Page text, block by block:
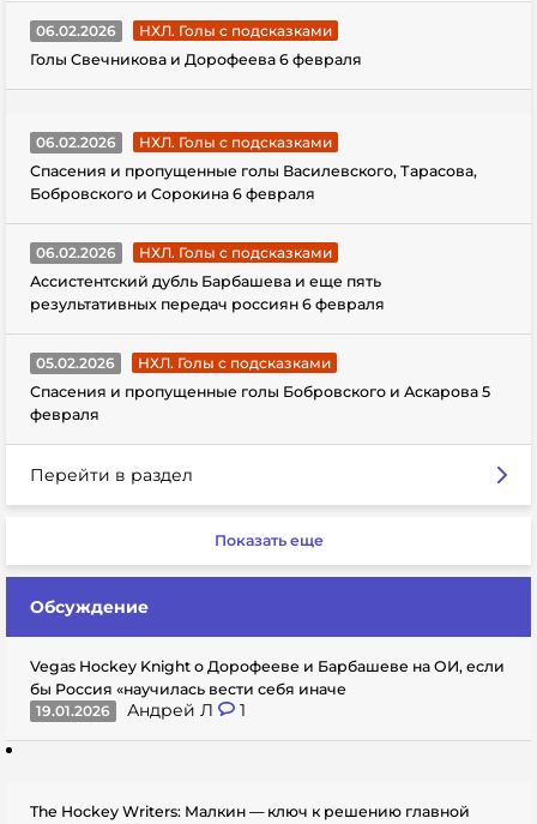
06.02.2026
НХЛ. Голы с подсказками
Голы Свечникова и Дорофеева 6 февраля
06.02.2026
НХЛ. Голы с подсказками
Спасения и пропущенные голы Василевского, Тарасова,
Бобровского и Сорокина 6 февраля
06.02.2026
НХЛ. Голы с подсказками
Ассистентский дубль Барбашева и еще пять
результативных передач россиян 6 февраля
05.02.2026
НХЛ. Голы с подсказками
Спасения и пропущенные голы Бобровского и Аскарова 5
февраля
Перейти в раздел
Показать еще
Обсуждение
Vegas Hockey Knight о Дорофееве и Барбашеве на ОИ, если
бы Россия «научилась вести себя иначе
19.01.2026
Андрей Л 1
The Hockey Writers: Малкин — ключ к решению главной